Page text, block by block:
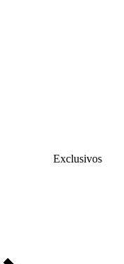
Exclusivos